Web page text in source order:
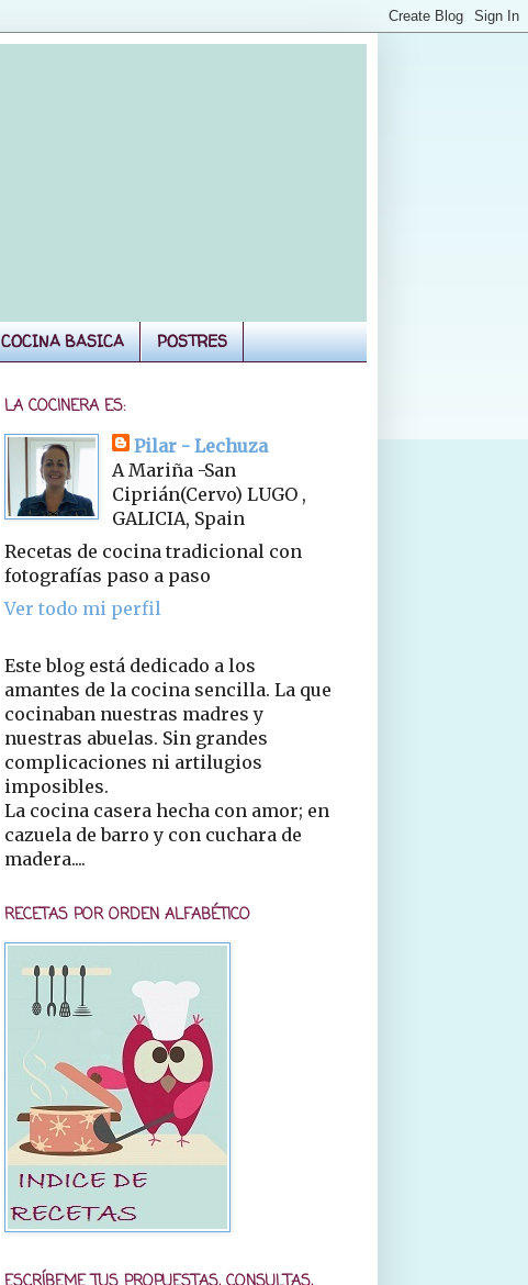
COCINA BASICA POSTRES
LA COCINERA ES:
Pilar - Lechuza
A Mariña -San
Ciprián(Cervo) LUGO ,
GALICIA, Spain
Recetas de cocina tradicional con
fotografías paso a paso
Ver todo mi perfil
Este blog está dedicado a los
amantes de la cocina sencilla. La que
cocinaban nuestras madres y
nuestras abuelas. Sin grandes
complicaciones ni artilugios
imposibles.
La cocina casera hecha con amor; en
cazuela de barro y con cuchara de
madera....
RECETAS POR ORDEN ALFABÉTICO